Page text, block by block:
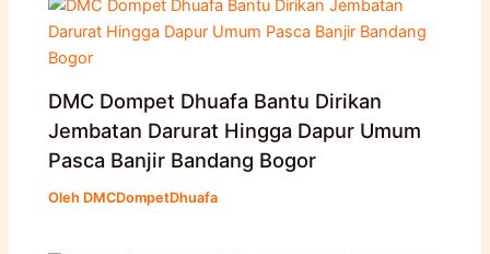
DMC Dompet Dhuafa Bantu Dirikan
Jembatan Darurat Hingga Dapur Umum
Pasca Banjir Bandang Bogor
Oleh DMCDompetDhuafa